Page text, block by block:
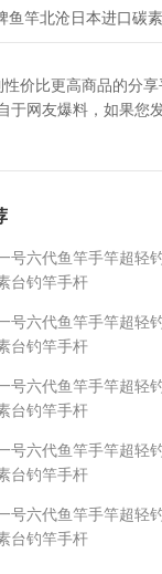
价比更高商品的分
于网友爆料，如果您
号六代鱼竿手竿超轻
台钓竿手杆
号六代鱼竿手竿超轻
台钓竿手杆
号六代鱼竿手竿超轻
台钓竿手杆
号六代鱼竿手竿超轻
台钓竿手杆
号六代鱼竿手竿超轻
台钓竿手杆